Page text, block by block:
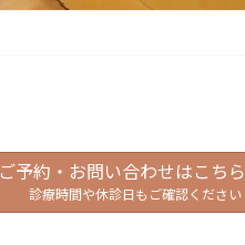
ご予約・お問い合わせはこちら
診療時間や休診日もご確認ください